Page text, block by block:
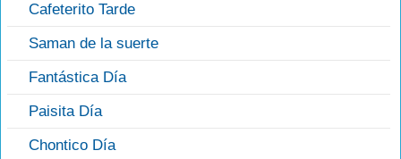
Cafeterito Tarde
Saman de la suerte
Fantástica Día
Paisita Día
Chontico Día